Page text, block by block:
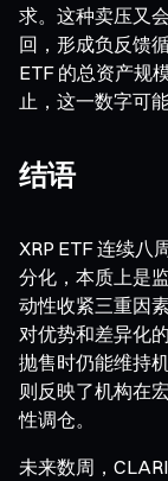
求。这种卖压又
回，形成负反馈
ETF 的总资产规
止，这一数字可
结语
XRP ETF 连续八
分化，本质上是
动性收紧三重因
对优势和差异化
抛售时仍能维持
则反映了机构在
性调仓。
未来数周，